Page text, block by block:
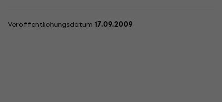
Veröffentlichungsdatum 17.09.2009